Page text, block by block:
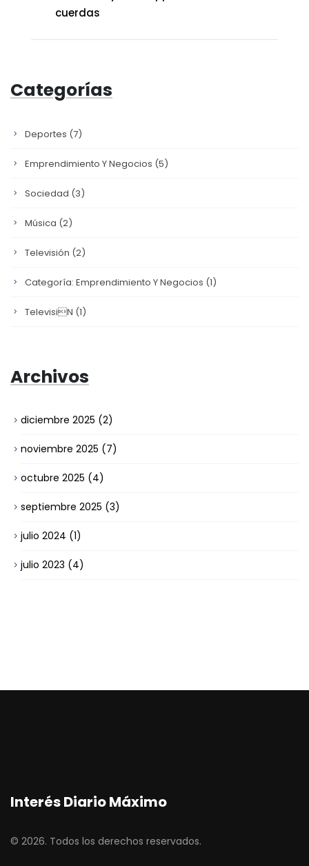
cuerdas
Categorías
Deportes (7)
Emprendimiento Y Negocios (5)
Sociedad (3)
Música (2)
Televisión (2)
Categoría: Emprendimiento Y Negocios (1)
Televisin (1)
Archivos
diciembre 2025 (2)
noviembre 2025 (7)
octubre 2025 (4)
septiembre 2025 (3)
julio 2024 (1)
julio 2023 (4)
Interés Diario Máximo
© 2026. Todos los derechos reservados.